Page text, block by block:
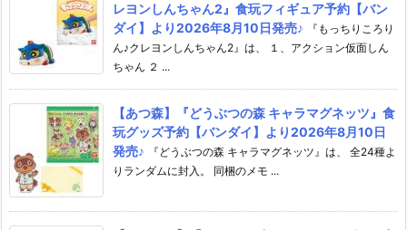
レヨンしんちゃん2』食玩フィギュア予約【バン
ダイ】より2026年8月10日発売♪
『もっちりころり
ん♪クレヨンしんちゃん2』は、 １、アクション仮面しん
ちゃん ２ ...
【あつ森】『どうぶつの森 キャラマグネッツ』食
玩グッズ予約【バンダイ】より2026年8月10日
発売♪
『どうぶつの森 キャラマグネッツ』は、 全24種よ
りランダムに封入。 同梱のメモ ...